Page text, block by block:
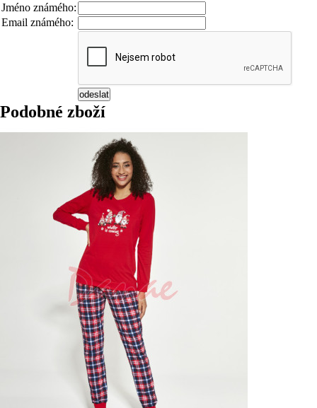
Jméno známého:
Email známého:
Podobné zboží